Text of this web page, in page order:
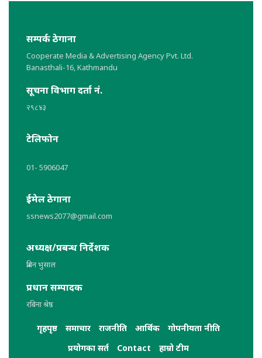
सम्पर्क ठेगाना
Cooperate Media & Advertising Agency Pvt. Ltd.
Banasthali-16, Kathmandu
सूचना विभाग दर्ता नं.
२९८४३
टेलिफोन
01- 5906047
ईमेल ठेगाना
ssnews2077@gmail.com
अध्यक्ष/प्रबन्ध निर्देशक
प्रबिन भुसाल
प्रधान सम्पादक
रबिना श्रेष्ठ
गृहपृष्ठ समाचार राजनीति आर्थिक
गोपनीयता नीति
प्रयोगका सर्त
Contact हाम्रो टीम